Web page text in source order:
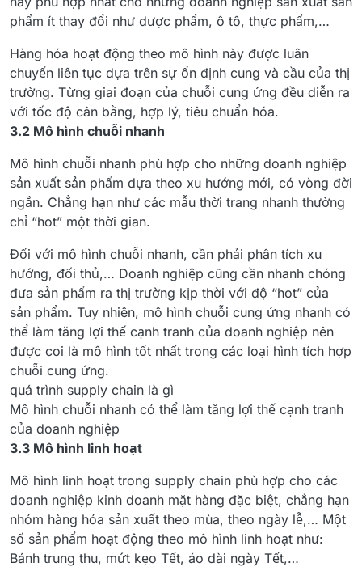
phẩm ít thay đổi như dược phẩm, ô tô, thực phẩm,…
Hàng hóa hoạt động theo mô hình này được luân
chuyển liên tục dựa trên sự ổn định cung và cầu của thị
trường. Từng giai đoạn của chuỗi cung ứng đều diễn ra
với tốc độ cân bằng, hợp lý, tiêu chuẩn hóa.
3.2 Mô hình chuỗi nhanh
Mô hình chuỗi nhanh phù hợp cho những doanh nghiệp
sản xuất sản phẩm dựa theo xu hướng mới, có vòng đời
ngắn. Chẳng hạn như các mẫu thời trang nhanh thường
chỉ “hot” một thời gian.
Đối với mô hình chuỗi nhanh, cần phải phân tích xu
hướng, đối thủ,… Doanh nghiệp cũng cần nhanh chóng
đưa sản phẩm ra thị trường kịp thời với độ “hot” của
sản phẩm. Tuy nhiên, mô hình chuỗi cung ứng nhanh có
thể làm tăng lợi thế cạnh tranh của doanh nghiệp nên
được coi là mô hình tốt nhất trong các loại hình tích hợp
chuỗi cung ứng.
quá trình supply chain là gì
Mô hình chuỗi nhanh có thể làm tăng lợi thế cạnh tranh
của doanh nghiệp
3.3 Mô hình linh hoạt
Mô hình linh hoạt trong supply chain phù hợp cho các
doanh nghiệp kinh doanh mặt hàng đặc biệt, chẳng hạn
nhóm hàng hóa sản xuất theo mùa, theo ngày lễ,… Một
số sản phẩm hoạt động theo mô hình linh hoạt như:
Bánh trung thu, mứt kẹo Tết, áo dài ngày Tết,…